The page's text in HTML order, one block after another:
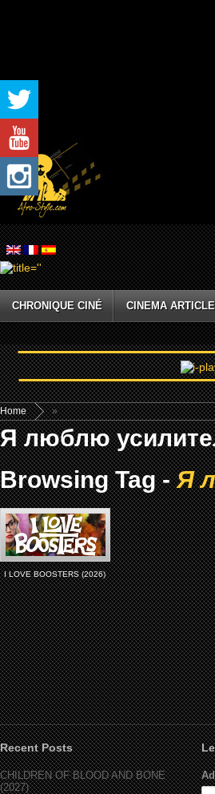
CHRONIQUE CINÉ CINEMA ARTICLE
Home »
Я люблю
Browsing Tag -Я
I LOVE BOOSTERS (2026)
Recent Posts
CHILDREN OF BLOOD AND BONE
(2027)